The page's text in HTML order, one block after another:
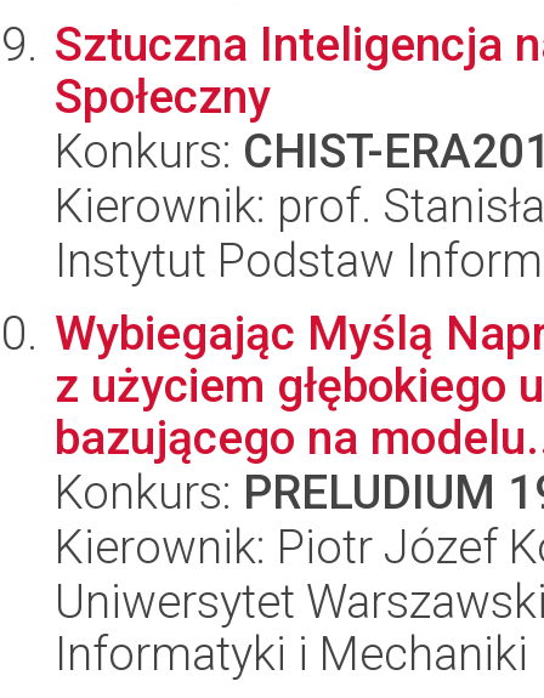
Sztuczna Inteligencja
Społeczny
Konkurs: CHIST-
Kierownik: prof.
Instytut Podstaw
Wybiegając Myślą
z użyciem głębokiego
bazującego na
Konkurs: PRELUDIUM
Kierownik: Piotr Józef
Uniwersytet
Informatyki i Mechaniki